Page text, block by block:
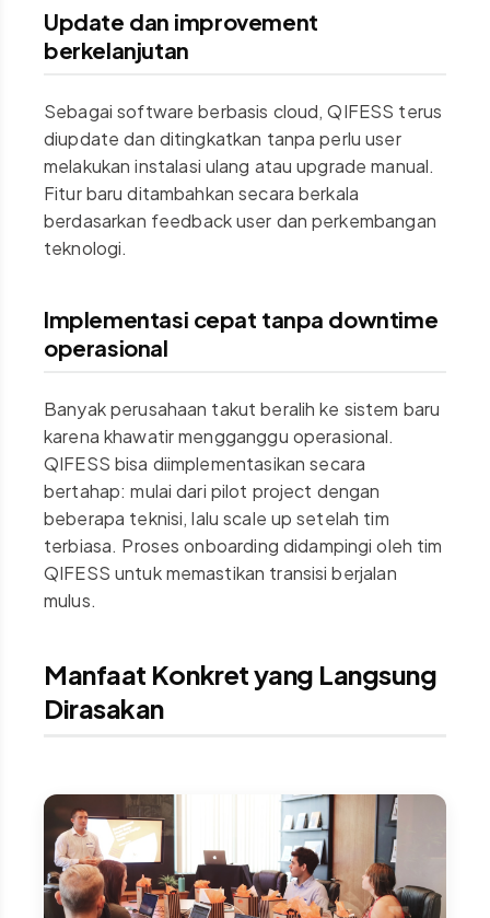
Update dan improvement
berkelanjutan
Sebagai software berbasis cloud, QIFESS terus
diupdate dan ditingkatkan tanpa perlu user
melakukan instalasi ulang atau upgrade manual.
Fitur baru ditambahkan secara berkala
berdasarkan feedback user dan perkembangan
teknologi.
Implementasi cepat tanpa downtime
operasional
Banyak perusahaan takut beralih ke sistem baru
karena khawatir mengganggu operasional.
QIFESS bisa diimplementasikan secara
bertahap: mulai dari pilot project dengan
beberapa teknisi, lalu scale up setelah tim
terbiasa. Proses onboarding didampingi oleh tim
QIFESS untuk memastikan transisi berjalan
mulus.
Manfaat Konkret yang Langsung
Dirasakan